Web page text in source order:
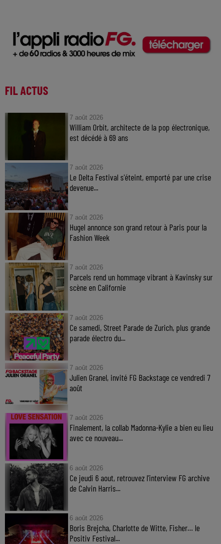
FIL ACTUS
7 août 2026
William Orbit, architecte de la pop électronique,
est décédé à 69 ans
7 août 2026
Le Delta Festival s'éteint, emporté par une crise
devenue...
7 août 2026
Hugel annonce son grand retour à Paris pour la
Fashion Week
7 août 2026
Parcels rend un hommage vibrant à Kavinsky sur
scène en Californie
7 août 2026
Ce samedi, Street Parade de Zurich, plus grande
parade électro du...
7 août 2026
Julien Granel, invité FG Backstage ce vendredi 7
août
7 août 2026
Finalement, la collab Madonna-Kylie a bien eu lieu
avec ce nouveau...
6 août 2026
Ce jeudi 6 aout, retrouvez l'interview FG archive
de Calvin Harris...
6 août 2026
Boris Brejcha, Charlotte de Witte, Fisher… le
Positiv Festival...